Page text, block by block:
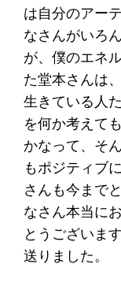
は自分のアー
なさんがいろ
が、僕のエネ
た堂本さんは
生きている人
を何か考えて
かなって、そ
もポジティブ
さんも今まで
なさん本当に
とうございま
送りました。